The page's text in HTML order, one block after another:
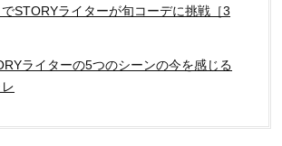
STORYライターが旬コーデに挑戦［3
ライターの5つのシーンの今を感じる